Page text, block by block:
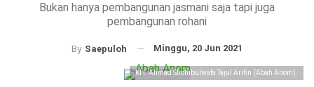
Bukan hanya pembangunan jasmani saja tapi juga
pembangunan rohani
By Saepuloh Minggu, 20 Jun 2021
KH. Ahmad Shohibulwafa Tajul Arifin (Abah Anom).